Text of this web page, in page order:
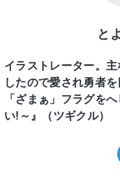
と
イラストレーター。
したので愛され勇者
「ざまぁ」フラグを
い!～』（ツギクル）